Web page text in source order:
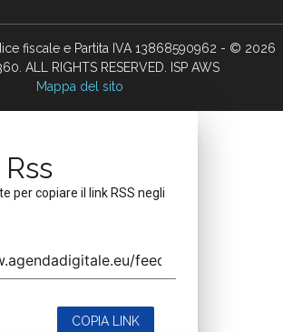
fiscale e Partita IVA 13868590962 - © 2026
ALL RIGHTS RESERVED. ISP AWS
Mappa del sito
per copiare il link RSS negli
COPIA LINK